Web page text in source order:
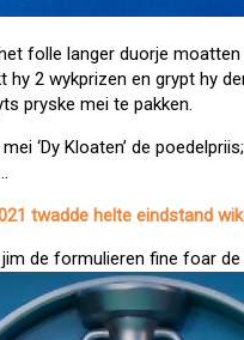
folle langer duorje
hy 2 wykprizen en grypt hy
pryske mei te pakken.
‘Dy Kloaten’ de
twadde helte eindstand
de formulieren fine foar